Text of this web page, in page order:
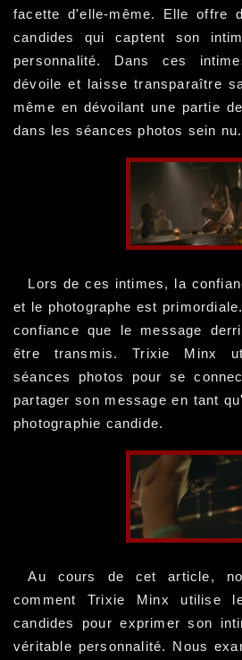
facette d'elle-même. Elle offre
candides qui captent son
personnalité. Dans ces
dévoile et laisse transparaître
même en dévoilant une partie
dans les séances photos sein nu.
Lors de ces intimes, la
et le photographe est
confiance que le message
être transmis. Trixie Minx
séances photos pour se
partager son message en tant
photographie candide.
Au cours de cet article,
comment Trixie Minx utilise
candides pour exprimer son
véritable personnalité. Nous